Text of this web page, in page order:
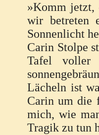
»Komm jetzt,
wir betreten
Sonnenlicht
Carin Stolpe
Tafel voller
Lächeln ist
Carin um die
mich, wie
Tragik zu tun